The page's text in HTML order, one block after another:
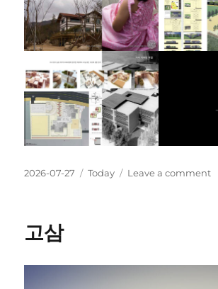
Posted
2026-07-27 Categories
Today Leave a commenton
고삼